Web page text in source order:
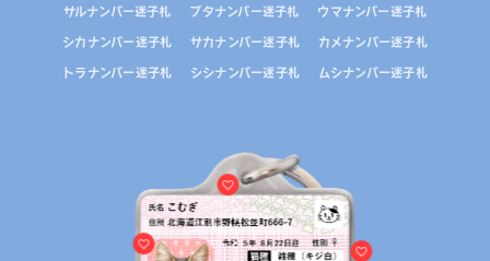
サルナンバー迷子札
ブタナンバー迷子札
ウマナンバー迷子札
シカナンバー迷子札
サカナンバー迷子札
カメナンバー迷子札
トラナンバー迷子札
シシナンバー迷子札 ムシナンバー迷子札